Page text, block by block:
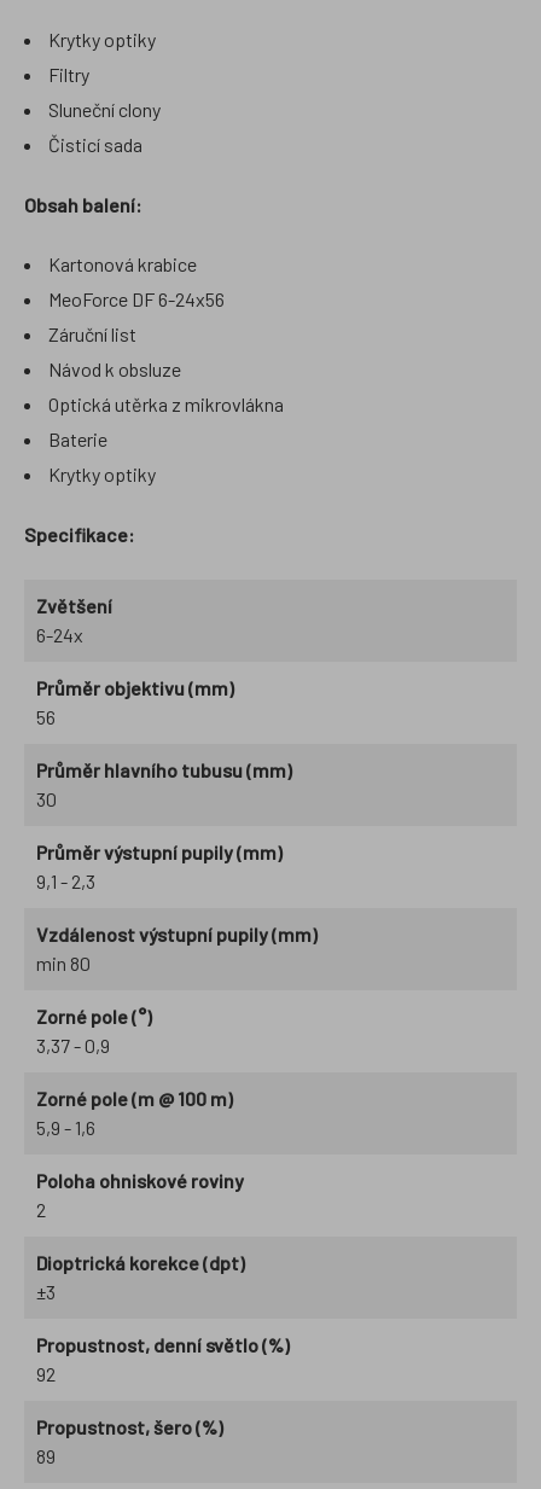
Krytky optiky
Filtry
Sluneční clony
Čisticí sada
Obsah balení:
Kartonová krabice
MeoForce DF 6-24x56
Záruční list
Návod k obsluze
Optická utěrka z mikrovlákna
Baterie
Krytky optiky
Specifikace:
Zvětšení
6-24x
Průměr objektivu (mm)
56
Průměr hlavního tubusu (mm)
30
Průměr výstupní pupily (mm)
9,1 - 2,3
Vzdálenost výstupní pupily (mm)
min 80
Zorné pole (°)
3,37 - 0,9
Zorné pole (m @ 100 m)
5,9 - 1,6
Poloha ohniskové roviny
2
Dioptrická korekce (dpt)
±3
Propustnost, denní světlo (%)
92
Propustnost, šero (%)
89